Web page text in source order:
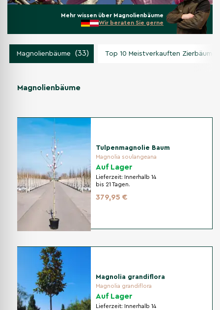
Mehr wissen über Magnolienbäume
Wir beraten Sie gerne
Top 10 Meistverkauften Zierbäume
Magnolienbäume (33)
Magnolienbäume
Tulpenmagnolie Baum
Magnolia soulangeana
Auf Lager
Lieferzeit:
Innerhalb 14
bis 21 Tagen.
379,95 €
Magnolia grandiflora
Magnolia grandiflora
Auf Lager
Lieferzeit:
Innerhalb 14